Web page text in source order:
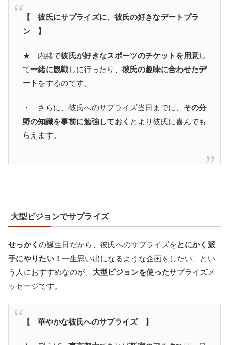
【 彼氏にサプライズに、彼氏の好きなデートプラ
ン 】
★ 内緒で彼氏が好きなスポーツのチケットを用意し
て一緒に観戦しに行ったり、 彼氏の趣味に合わせたデ
ート をするのです。
・ さらに、彼氏へのサプライズ当日までに、 その分
野の知識を事前に勉強しておく とより彼氏に喜んでも
らえます。
大型ビジョンでサプライズ
せっかく の誕生日だから、彼氏へのサプライズをとにかく派
手にやりたい！ 一生思い出になるような企画をしたい、とい
う人におすすめなのが、 大型ビジョンを使ったサプライズメ
ッセージです。
【 華やかな彼氏へのサプライズ 】